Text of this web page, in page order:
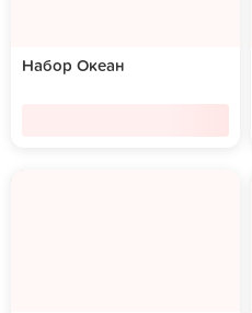
Набор Океан